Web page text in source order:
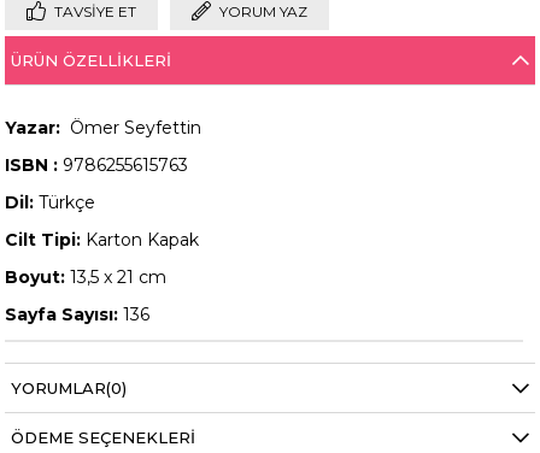
TAVSIYE ET YORUM YAZ
ÜRÜN ÖZELLIKLERI
Yazar: Ömer Seyfettin
ISBN : 9786255615763
Dil:Türkçe
Cilt Tipi: Karton Kapak
Boyut:13,5 x 21 cm
Sayfa Sayısı:136
YORUMLAR(0)
ÖDEME SEÇENEKLERI